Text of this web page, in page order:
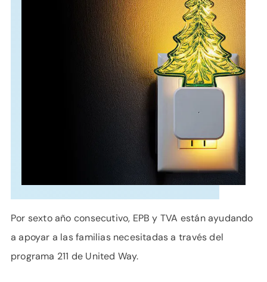
Por sexto año consecutivo, EPB y TVA están ayudando
a apoyar a las familias necesitadas a través del
programa 211 de United Way.